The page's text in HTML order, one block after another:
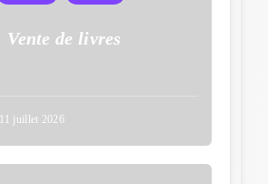
Vente de livres
11 juillet 2026